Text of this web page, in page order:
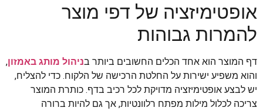
אופטימיזציה של דפי מוצר
להמרות גבוהות
דף המוצר הוא אחד הכלים החשובים ביותר בניהול מותג באמזון,
והוא משפיע ישירות על החלטת הרכישה של הלקוח. כדי להצליח,
יש לבצע אופטימיזציה מדויקת לכל רכיב בדף. כותרת המוצר
צריכה לכלול מילות מפתח רלוונטיות, אך גם להיות ברורה